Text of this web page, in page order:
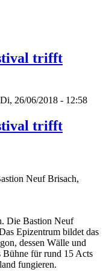
trifft
26/06/2018 - 12:58
trifft
Neuf Brisach,
Die Bastion Neuf
Epizentrum bildet das
dessen Wälle und
Bühne für rund 15 Acts
fungieren.